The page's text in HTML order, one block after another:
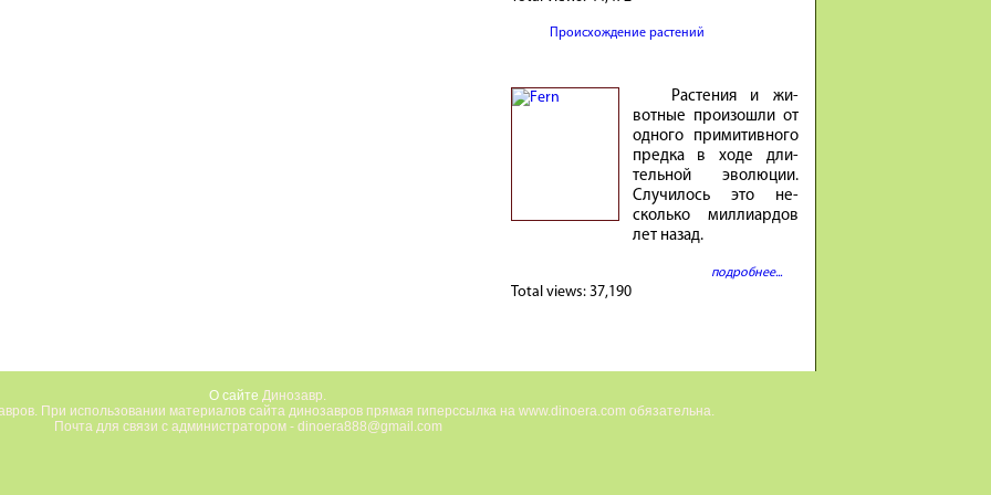
Происхождение растений
Расте­ния и жи­
вотные про­изошли от
од­ного при­ми­тив­ного
предка в ходе дли­
тель­ной эволю­ции.
Случи­лось это не­
сколько милли­ар­дов
лет на­зад.
подробнее...
Total views: 37,190
О сайте Динозавр.
При использовании материалов сайта динозавров прямая гиперссылка на www.dinoera.com обязательна.
Почта для связи с администратором - dinoera888@gmail.com